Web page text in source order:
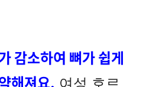
감소하여 뼈가 쉽게
해져요. 여성 호르